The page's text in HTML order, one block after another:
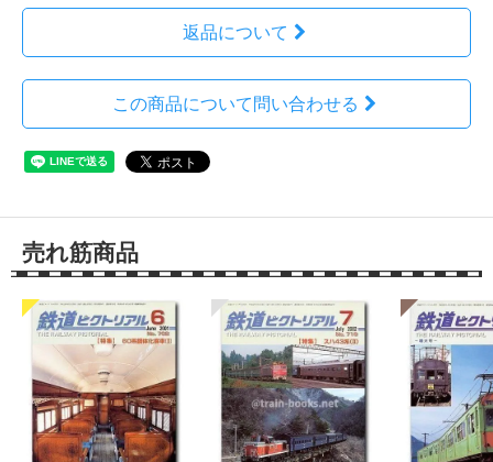
返品について
この商品について問い合わせる
売れ筋商品